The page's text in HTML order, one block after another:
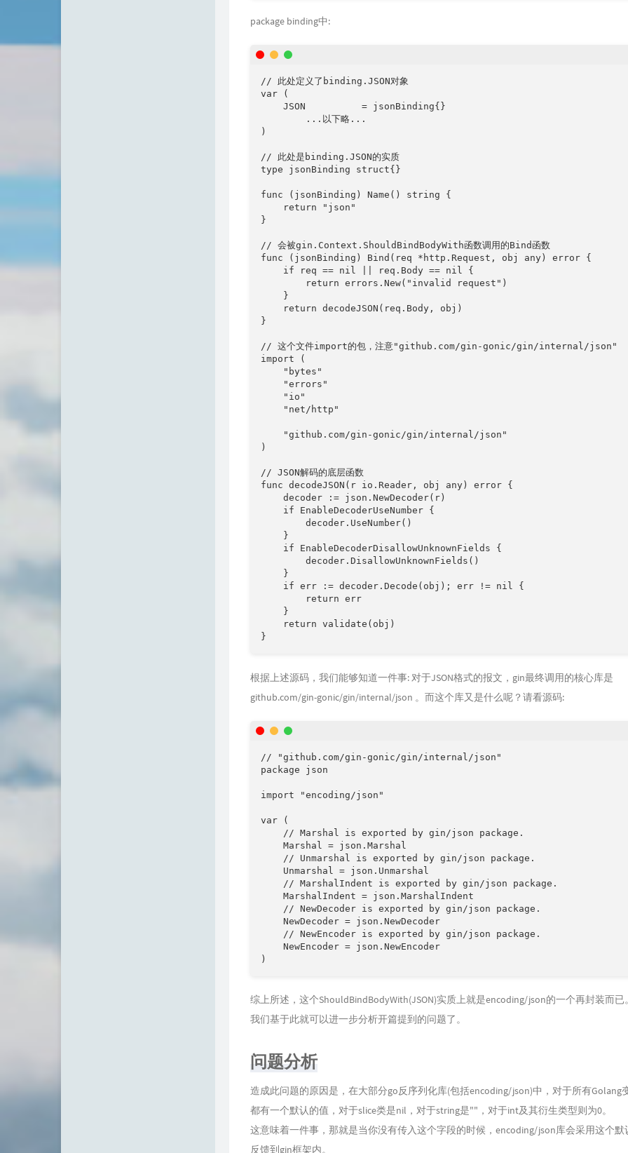
package binding中:
// 此处定义了binding.JSON对象
var (
    JSON          = jsonBinding{}
        ...以下略...
)
// 此处是binding.JSON的实质
type jsonBinding struct{}
func (jsonBinding) Name() string {
    return "json"
}
// 会被gin.Context.ShouldBindBodyWith函数调用的Bind函数
func (jsonBinding) Bind(req *http.Request, obj any) error {
    if req == nil || req.Body == nil {
        return errors.New("invalid request")
    }
    return decodeJSON(req.Body, obj)
}
// 这个文件import的包，注意"github.com/gin-gonic/gin/internal/json"
import (
    "bytes"
    "errors"
    "io"
    "net/http"
    "github.com/gin-gonic/gin/internal/json"
)
// JSON解码的底层函数
func decodeJSON(r io.Reader, obj any) error {
    decoder := json.NewDecoder(r)
    if EnableDecoderUseNumber {
        decoder.UseNumber()
    }
    if EnableDecoderDisallowUnknownFields {
        decoder.DisallowUnknownFields()
    }
    if err := decoder.Decode(obj); err != nil {
        return err
    }
    return validate(obj)
}
根据上述源码，我们能够知道一件事: 对于JSON格式的报文，gin最终调用的核心库是
github.com/gin-gonic/gin/internal/json 。而这个库又是什么呢？请看源码:
// "github.com/gin-gonic/gin/internal/json"
package json
import "encoding/json"
var (
    // Marshal is exported by gin/json package.
    Marshal = json.Marshal
    // Unmarshal is exported by gin/json package.
    Unmarshal = json.Unmarshal
    // MarshalIndent is exported by gin/json package.
    MarshalIndent = json.MarshalIndent
    // NewDecoder is exported by gin/json package.
    NewDecoder = json.NewDecoder
    // NewEncoder is exported by gin/json package.
    NewEncoder = json.NewEncoder
综上所述，这个ShouldBindBodyWith(JSON)实质上就是encoding/json的一个再封装而已
我们基于此就可以进一步分析开篇提到的问题了。
问题分析
造成此问题的原因是，在大部分go反序列化库(包括encoding/json)中，对于所有Golang
都有一个默认的值，对于slice类是nil，对于string是""，对于int及其衍生类型则为0。
这意味着一件事，那就是当你没有传入这个字段的时候，encoding/json库会采用这个默
反馈到gin框架内。